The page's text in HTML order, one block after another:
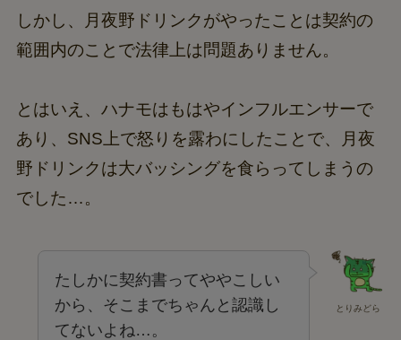
しかし、月夜野ドリンクがやったことは契約の
範囲内のことで法律上は問題ありません。
とはいえ、ハナモはもはやインフルエンサーで
あり、SNS上で怒りを露わにしたことで、月夜
野ドリンクは大バッシングを食らってしまうの
でした…。
とりみどら
たしかに契約書ってややこしい
から、そこまでちゃんと認識し
てないよね…。